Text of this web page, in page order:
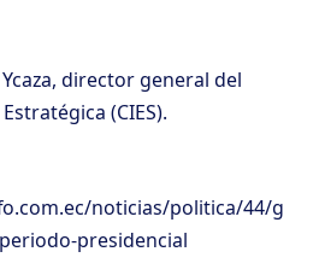
director general del
(CIES).
noticias/politica/44/g
presidencial